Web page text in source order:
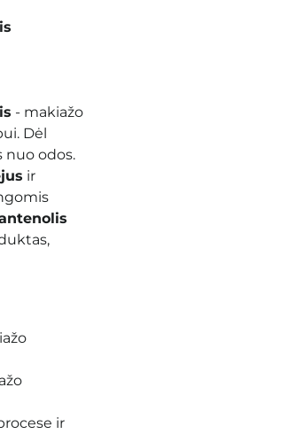
- makiažo
Dėl
nuo odos.
ir
ir